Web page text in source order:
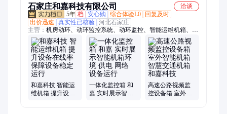
石家庄和嘉科技有限公司
洽谈
5年 档 安心购 综合体验L0
回复及时
出价迅速
真实性已核验 河北石家庄
主营： 机房动环、动环监控系统、动环监控、智能运维机箱、机
房动力环境监控系统、智能监控箱、智能运维箱、变电站智能辅
控系统、机房动环监控系统、智能抱杆箱、智能通信防护箱、机
房环境监控系统
和嘉科技 智能运
维机箱 提升设备
一体化监控箱 和
嘉 实时展示智能
高速公路视频监
控设备箱 室外智